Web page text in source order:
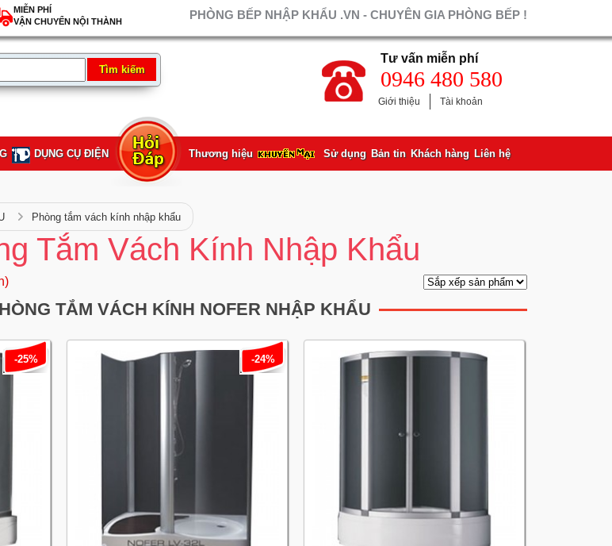
MIỄN PHÍ
VẬN CHUYỂN NỘI THÀNH
PHÒNG BẾP NHẬP KHẨU .VN - CHUYÊN GIA PHÒNG BẾP !
Tư vấn miễn phí
0946 480 580
Giới thiệu Tài khoản
DỤNG CỤ ĐIỆN Thương hiệu Sử dụng Bản tin Khách hàng Liên hệ
Phòng tắm vách kính nhập khẩu
Tắm Vách Kính Nhập Khẩu
TẮM VÁCH KÍNH NOFER NHẬP KHẨU
-25% -24%